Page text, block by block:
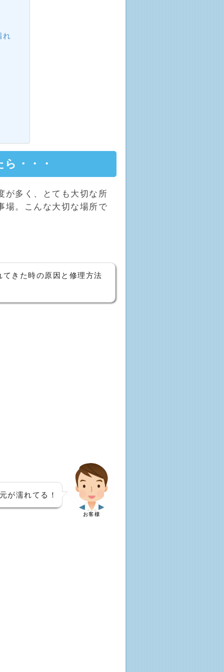
れ
・・・
が多く、とても大切な所
場。こんな大切な場所で
きた時の原因と修理方法
が濡れてる！
お客様